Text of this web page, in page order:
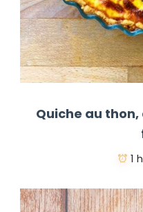
Quiche au
1